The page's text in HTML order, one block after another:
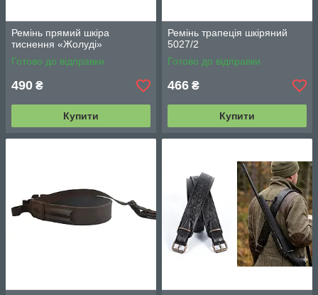
Ремінь прямий шкіра
тиснення «Жолуді»
Готово до відправки
490 ₴
Купити
Ремінь трапеція шкіряний
5027/2
Готово до відправки
466 ₴
Купити